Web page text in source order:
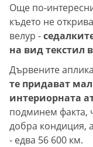
Още по-
където не
велур -
на вид текстил
Дървените
те придават
интериорната
подминем факта,
добра кондиция,
- едва 56 600 км.